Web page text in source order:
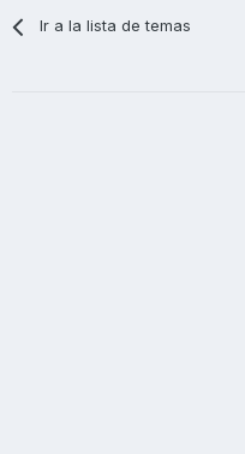
Ir a la lista de temas